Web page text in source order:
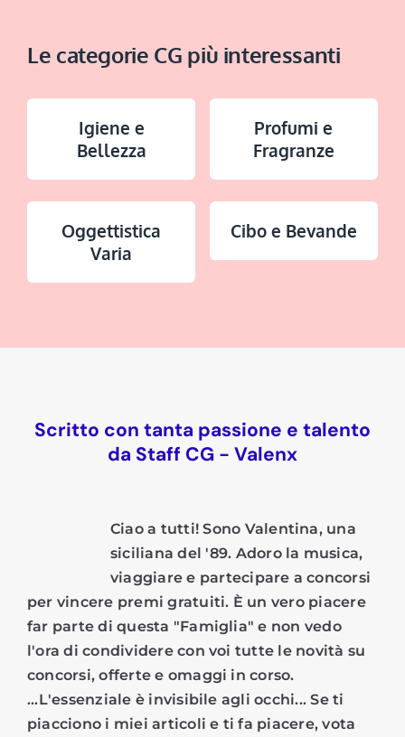
Le categorie CG più interessanti
Igiene e
Bellezza
Profumi e
Fragranze
Oggettistica
Varia
Cibo e Bevande
Scritto con tanta passione e talento
da Staff CG - Valenx
Ciao a tutti! Sono Valentina, una
siciliana del '89. Adoro la musica,
viaggiare e partecipare a concorsi
per vincere premi gratuiti. È un vero piacere
far parte di questa "Famiglia" e non vedo
l'ora di condividere con voi tutte le novità su
concorsi, offerte e omaggi in corso.
...L'essenziale è invisibile agli occhi... Se ti
piacciono i miei articoli e ti fa piacere, vota